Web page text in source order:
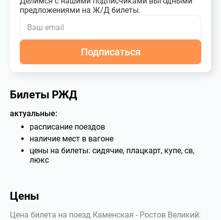
предложениями на Ж/Д билеты.
Подписаться
Билеты РЖД
актуальные:
расписание поездов
наличие мест в вагоне
цены на билеты: сидячие, плацкарт, купе, св,
люкс
Цены
Цена билета на поезд Каменская - Ростов Великий: